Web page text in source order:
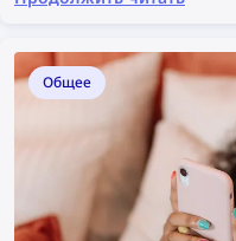
могут оказаться ещё
поиска по лицу и
Общее